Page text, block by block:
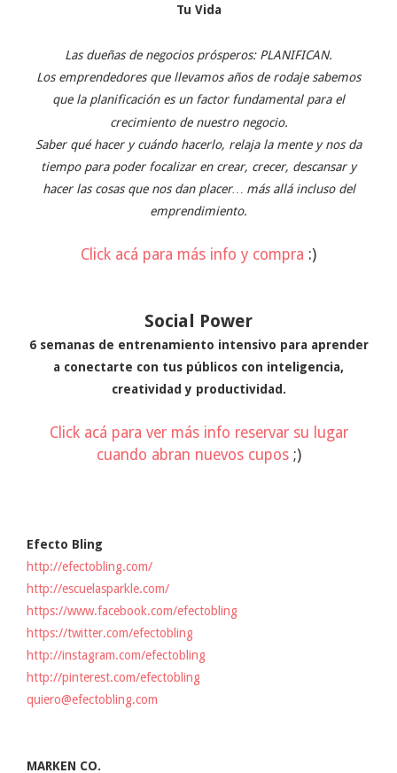
Tu Vida
Las dueñas de negocios prósperos: PLANIFICAN.
Los emprendedores que llevamos años de rodaje sabemos
que la planificación es un factor fundamental para el
crecimiento de nuestro negocio.
Saber qué hacer y cuándo hacerlo, relaja la mente y nos da
tiempo para poder focalizar en crear, crecer, descansar y
hacer las cosas que nos dan placer… más allá incluso del
emprendimiento.
Click acá para más info y compra :)
Social Power
6 semanas de entrenamiento intensivo para aprender
a conectarte con tus públicos con inteligencia,
creatividad y productividad.
Click acá para ver más info reservar su lugar
cuando abran nuevos cupos;)
Efecto Bling
http://efectobling.com/
http://escuelasparkle.com/
https://www.facebook.com/efectobling
https://twitter.com/efectobling
http://instagram.com/efectobling
http://pinterest.com/efectobling
quiero@efectobling.com
MARKEN CO.